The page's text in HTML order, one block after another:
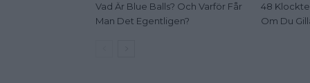
Vad Är Blue Balls? Och Varför Får
Man Det Egentligen?
48
Om Du